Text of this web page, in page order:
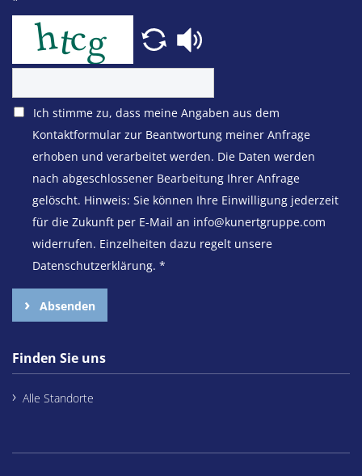
Ich stimme zu, dass meine Angaben aus dem
Kontaktformular zur Beantwortung meiner Anfrage
erhoben und verarbeitet werden. Die Daten werden
nach abgeschlossener Bearbeitung Ihrer Anfrage
gelöscht. Hinweis: Sie können Ihre Einwilligung jederzeit
für die Zukunft per E-Mail an info@kunertgruppe.com
widerrufen. Einzelheiten dazu regelt unsere
Datenschutzerklärung. *
Absenden
Finden Sie uns
Alle Standorte